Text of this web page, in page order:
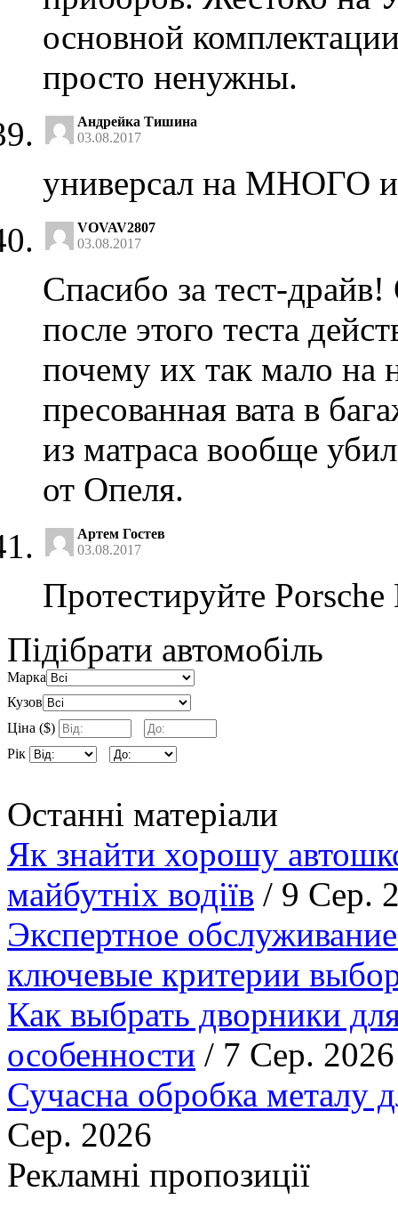
основной
просто ненужны.
Андрейка Тишина
03.08.2017
универсал на МНОГО
VOVAV2807
03.08.2017
Спасибо за тест-
после этого теста
почему их так мало на
пресованная вата в
из матраса вообще
от Опеля.
Артем Гостев
03.08.2017
Протестируйте Porsche
Підібрати автомобіль
Марка
Кузов
Ціна ($)
Рік
Останні матеріали
Як знайти хорошу
майбутніх водіїв / 9 Сер.
Экспертное
ключевые критерии
Как выбрать дворники
особенности / 7 Сер. 2026
Сучасна обробка металу
Сер. 2026
Рекламні пропозиції